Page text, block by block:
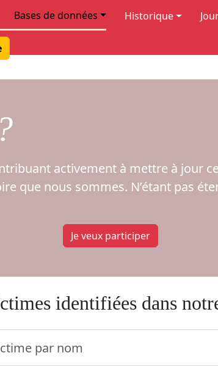
Bases de données Historique
activement à mettre à jour
que nous sommes. N’étant pas
Je veux participer
identifiées dans